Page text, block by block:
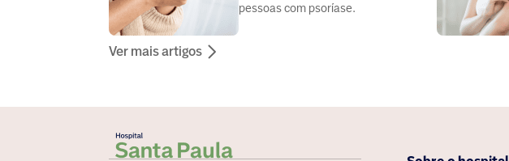
pessoas com psoríase.
Ver mais artigos